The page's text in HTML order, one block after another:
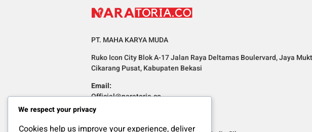
PT. MAHA KARYA MUDA
Ruko Icon City Blok A-17 Jalan Raya Deltamas Boulervard, Jaya
Cikarang Pusat, Kabupaten Bekasi
Email:
Official@naratoria.co
We respect your privacy
Cookies help us improve your experience, deliver